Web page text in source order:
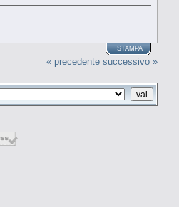
STAMPA
« precedente successivo »